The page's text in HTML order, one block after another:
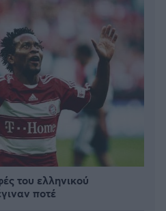
του ελληνικού
ποτέ